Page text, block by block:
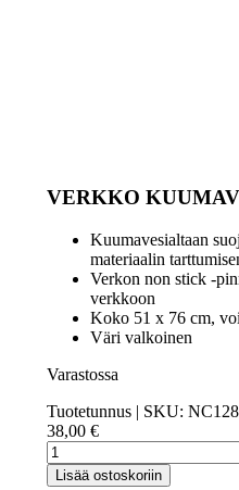
VERKKO
Kuumavesialtaan
materiaalin
Verkon non stick -
verkkoon
Koko 51 x 76 cm,
Väri valkoinen
Varastossa
Tuotetunnus | SKU:
38,00 €
Verkko
kuumavesialtaaseen
Lisää ostoskoriin